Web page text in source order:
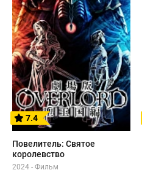
7.4
Повелитель: Святое
королевство
2024 - Фильм